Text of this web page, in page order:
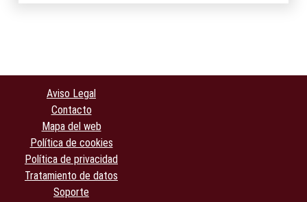
Aviso Legal
Contacto
Mapa del web
Política de cookies
Política de privacidad
Tratamiento de datos
Soporte